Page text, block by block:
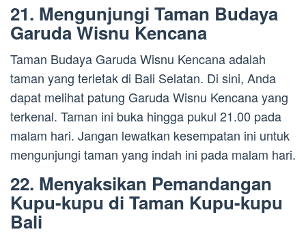
21. Mengunjungi Taman Budaya
Garuda Wisnu Kencana
Taman Budaya Garuda Wisnu Kencana adalah
taman yang terletak di Bali Selatan. Di sini, Anda
dapat melihat patung Garuda Wisnu Kencana yang
terkenal. Taman ini buka hingga pukul 21.00 pada
malam hari. Jangan lewatkan kesempatan ini untuk
mengunjungi taman yang indah ini pada malam hari.
22. Menyaksikan Pemandangan
Kupu-kupu di Taman Kupu-kupu
Bali